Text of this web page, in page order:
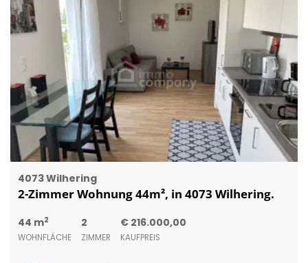
4073 Wilhering
2-Zimmer Wohnung 44m², in 4073 Wilhering.
44 m2
WOHNFLÄCHE
2
ZIMMER
€ 216.000,00
KAUFPREIS